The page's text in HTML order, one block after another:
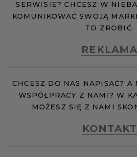
SERWISIE? CHCESZ W
KOMUNIKOWAĆ SWOJĄ
TO ZROBIĆ.
REKLAMA
CHCESZ DO NAS NAPISAĆ? A
WSPÓŁPRACY Z NAMI? W
MOŻESZ SIĘ Z NAMI
KONTAKT